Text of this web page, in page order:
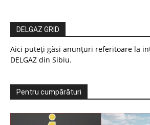
DELGAZ GRID
Aici puteți găsi anunțuri referitoare la
DELGAZ din Sibiu.
Pentru cumpărături